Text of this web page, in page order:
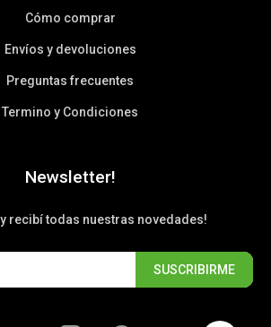
Cómo comprar
Envíos y devoluciones
Preguntas frecuentes
Termino y Condiciones
Newsletter!
recibí todas nuestras novedades!
SUSCRIBIRME